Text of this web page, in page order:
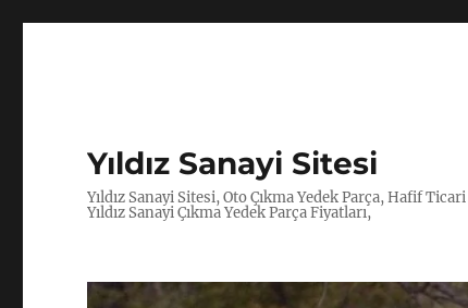
Yıldız Sanayi Sitesi
Yıldız Sanayi Sitesi, Oto Çıkma Yedek Parça, Hafif
Yıldız Sanayi Çıkma Yedek Parça Fiyatları,